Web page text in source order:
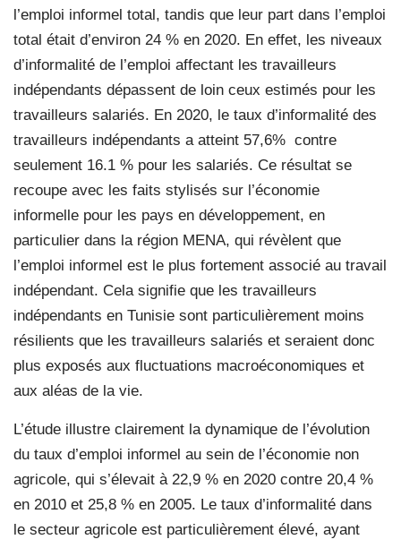
l’emploi informel total, tandis que leur part dans l’emploi
total était d’environ 24 % en 2020. En effet, les niveaux
d’informalité de l’emploi affectant les travailleurs
indépendants dépassent de loin ceux estimés pour les
travailleurs salariés. En 2020, le taux d’informalité des
travailleurs indépendants a atteint 57,6% contre
seulement 16.1 % pour les salariés. Ce résultat se
recoupe avec les faits stylisés sur l’économie
informelle pour les pays en développement, en
particulier dans la région MENA, qui révèlent que
l’emploi informel est le plus fortement associé au travail
indépendant. Cela signifie que les travailleurs
indépendants en Tunisie sont particulièrement moins
résilients que les travailleurs salariés et seraient donc
plus exposés aux fluctuations macroéconomiques et
aux aléas de la vie.
L’étude illustre clairement la dynamique de l’évolution
du taux d’emploi informel au sein de l’économie non
agricole, qui s’élevait à 22,9 % en 2020 contre 20,4 %
en 2010 et 25,8 % en 2005. Le taux d’informalité dans
le secteur agricole est particulièrement élevé, ayant